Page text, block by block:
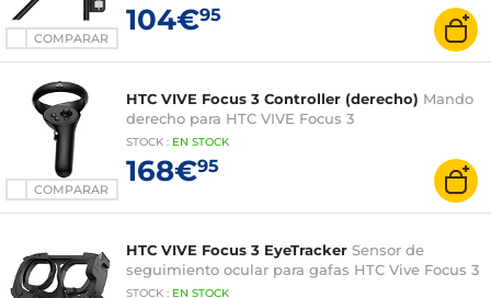
COMPARAR
104€95
COMPARAR
HTC VIVE Focus 3 Controller (derecho) Mando
derecho para HTC VIVE Focus 3
STOCK : EN STOCK
168€95
HTC VIVE Focus 3 EyeTracker Sensor de
seguimiento ocular para gafas HTC Vive Focus 3
STOCK : EN STOCK